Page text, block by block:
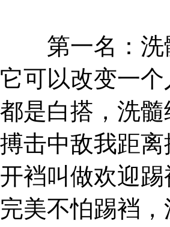
第一名：洗
它可以改变一
都是白搭，洗
搏击中敌我距
开裆叫做欢迎
完美不怕踢裆